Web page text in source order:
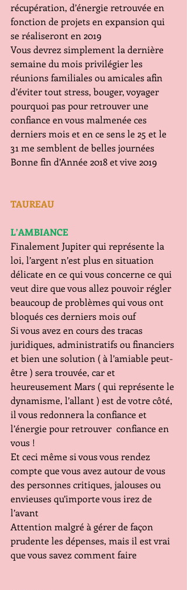
récupération, d’énergie retrouvée en
fonction de projets en expansion qui
se réaliseront en 2019
Vous devrez simplement la dernière
semaine du mois privilégier les
réunions familiales ou amicales afin
d’éviter tout stress, bouger, voyager
pourquoi pas pour retrouver une
confiance en vous malmenée ces
derniers mois et en ce sens le 25 et le
31 me semblent de belles journées
Bonne fin d’Année 2018 et vive 2019
TAUREAU
L’AMBIANCE
Finalement Jupiter qui représente la
loi, l’argent n’est plus en situation
délicate en ce qui vous concerne ce qui
veut dire que vous allez pouvoir régler
beaucoup de problèmes qui vous ont
bloqués ces derniers mois ouf
Si vous avez en cours des tracas
juridiques, administratifs ou financiers
et bien une solution ( à l’amiable peut-
être ) sera trouvée, car et
heureusement Mars ( qui représente le
dynamisme, l’allant ) est de votre côté,
il vous redonnera la confiance et
l’énergie pour retrouver  confiance en
vous !
Et ceci même si vous vous rendez
compte que vous avez autour de vous
des personnes critiques, jalouses ou
envieuses qu’importe vous irez de
l’avant
Attention malgré à gérer de façon
prudente les dépenses, mais il est vrai
que vous savez comment faire